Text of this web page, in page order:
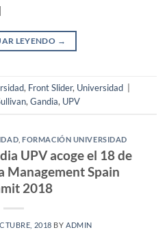
LEYENDO →
, Front Slider, Universidad
,Gandia, UPV
,FORMACIÓN UNIVERSIDAD
UPV acoge el 18 de
Management Spain
2018
2018 BY ADMIN